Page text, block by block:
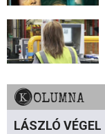
KOLUMNA
LÁSZLÓ VÉGEL